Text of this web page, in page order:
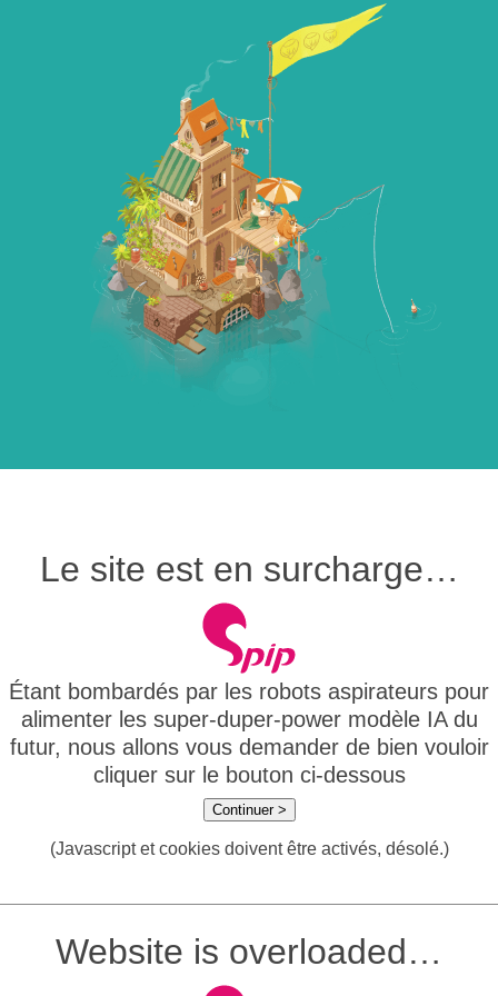
Le site est en surcharge…
Étant bombardés par les robots aspirateurs pour
alimenter les super-duper-power modèle IA du
futur, nous allons vous demander de bien vouloir
cliquer sur le bouton ci-dessous
Continuer >
(Javascript et cookies doivent être activés, désolé.)
Website is overloaded…